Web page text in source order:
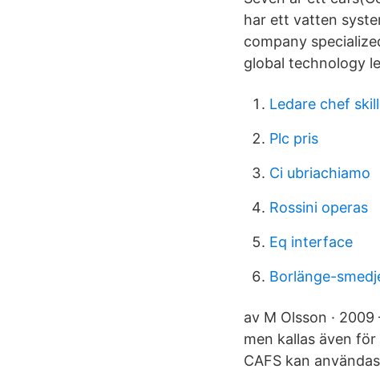
har ett vatten
company
global technology
Ledare chef
Plc pris
Ci ubriachiamo
Rossini operas
Eq interface
Borlänge-
av M Olsson ·
men kallas även
CAFS kan